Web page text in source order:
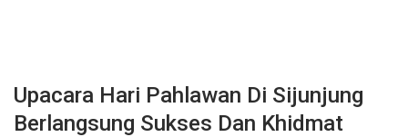
Upacara Hari Pahlawan Di Sijunjung
Berlangsung Sukses Dan Khidmat